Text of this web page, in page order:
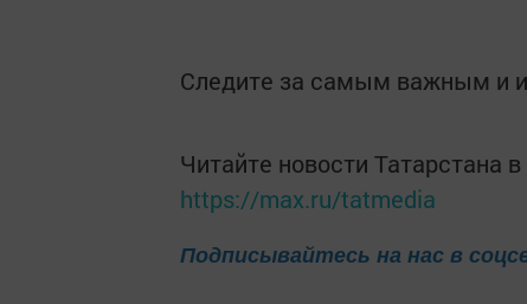
Следите за самым важным и
Читайте новости Татарстана
https://max.ru/tatmedia
Подписывайтесь на нас в